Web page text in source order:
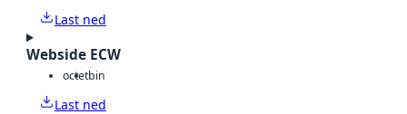
Last ned
Webside ECW
octetbin
Last ned